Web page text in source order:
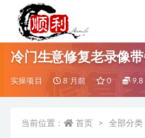
冷门生意修复老录像
实操项目 8 月前 0 9.8
当前位置： 首页 全部分类
全部